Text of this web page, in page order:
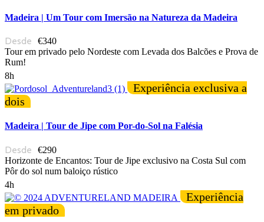
Madeira | Um Tour com Imersão na Natureza da Madeira
€340
Tour em privado pelo Nordeste com Levada dos Balcões e Prova de
Rum!
8h
Experiência exclusiva a
dois
Madeira | Tour de Jipe com Por-do-Sol na Falésia
€290
Horizonte de Encantos: Tour de Jipe exclusivo na Costa Sul com
Pôr do sol num baloiço rústico
4h
Experiência
em privado